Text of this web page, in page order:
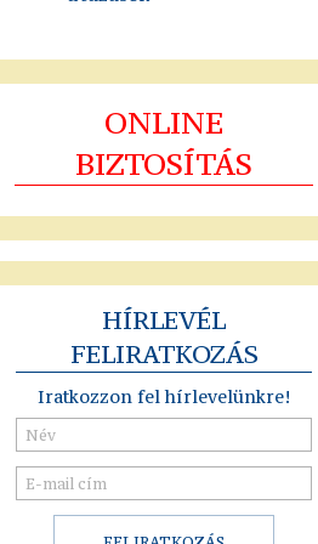
ONLINE
BIZTOSÍTÁS
HÍRLEVÉL
FELIRATKOZÁS
Iratkozzon fel hírlevelünkre!